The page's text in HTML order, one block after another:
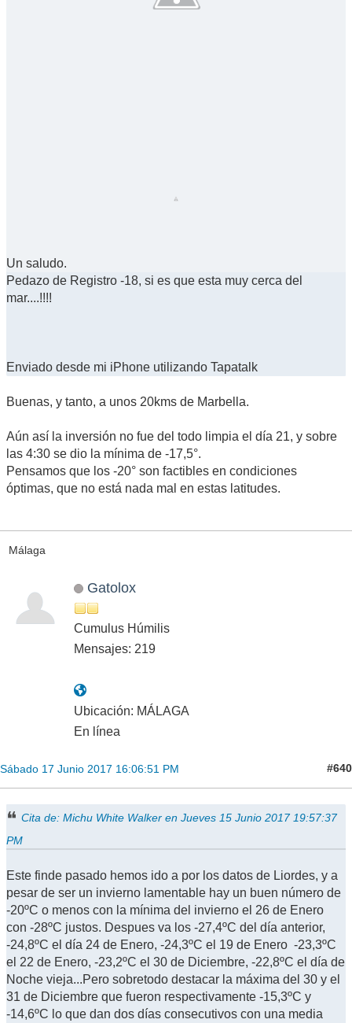
Un saludo.
Pedazo de Registro -18, si es que esta muy cerca del
mar....!!!!
Enviado desde mi iPhone utilizando Tapatalk
Buenas, y tanto, a unos 20kms de Marbella.
Aún así la inversión no fue del todo limpia el día 21, y sobre
las 4:30 se dio la mínima de -17,5°.
Pensamos que los -20° son factibles en condiciones
óptimas, que no está nada mal en estas latitudes.
Málaga
Gatolox
Cumulus Húmilis
Mensajes: 219
Ubicación: MÁLAGA
En línea
Sábado 17 Junio 2017 16:06:51 PM #640
Cita de: Michu White Walker en Jueves 15 Junio 2017 19:57:37
PM
Este finde pasado hemos ido a por los datos de Liordes, y a
pesar de ser un invierno lamentable hay un buen número de
-20ºC o menos con la mínima del invierno el 26 de Enero
con -28ºC justos. Despues va los -27,4ºC del día anterior,
-24,8ºC el día 24 de Enero, -24,3ºC el 19 de Enero -23,3ºC
el 22 de Enero, -23,2ºC el 30 de Diciembre, -22,8ºC el día de
Noche vieja...Pero sobretodo destacar la máxima del 30 y el
31 de Diciembre que fueron respectivamente -15,3ºC y
-14,6ºC lo que dan dos días consecutivos con una media